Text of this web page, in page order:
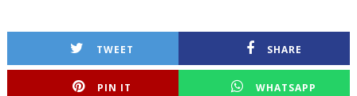
TWEET SHARE
PIN IT WHATSAPP